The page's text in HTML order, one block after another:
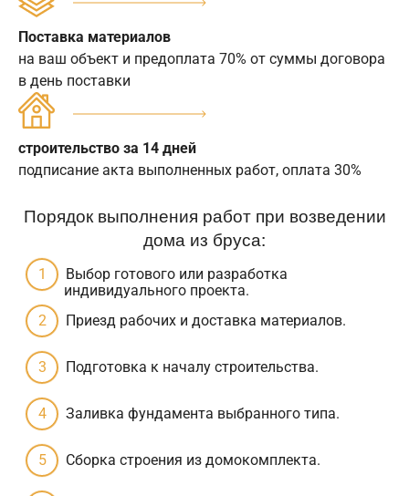
Поставка материалов
на ваш объект и предоплата 70% от суммы договора
в день поставки
строительство за 14 дней
подписание акта выполненных работ, оплата 30%
Порядок выполнения работ при возведении
дома из бруса:
Выбор готового или разработка
индивидуального проекта.
Приезд рабочих и доставка материалов.
Подготовка к началу строительства.
Заливка фундамента выбранного типа.
Сборка строения из домокомплекта.